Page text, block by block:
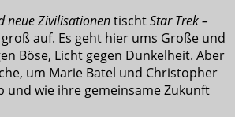
neue ZivilisationentischtStar Trek –
groß auf. Es geht hier ums Große und
Böse, Licht gegen Dunkelheit. Aber
um Marie Batel und Christopher
und wie ihre gemeinsame Zukunft